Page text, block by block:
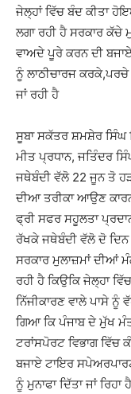
ਜੇਲ੍ਹਾਂ ਵਿੱਚ ਬੰਦ ਕੀਤਾ
ਲਗਾ ਰਹੀ ਹੈ ਸਰਕਾਰ ਕੱਚੇ
ਵਾਅਦੇ ਪੂਰੇ ਕਰਨ ਦੀ
ਨੂੰ ਲਾਠੀਚਾਰਜ
ਜਾਂ ਰਹੀ ਹੈ
ਸੂਬਾ ਸਕੱਤਰ ਸ਼ਮਸ਼ੇਰ ਸਿੰਘ
ਮੀਤ ਪ੍ਰਧਾਨ, ਜਤਿੰਦਰ
ਜਥੇਬੰਦੀ ਵੱਲੋ 22 ਜੂਨ ਤੋ
ਦੀਆ ਤਰੀਕਾ ਆਉਣ
ਫ੍ਰੀ ਸਫਰ ਸਹੂਲਤਾ
ਰੱਖਕੇ ਜਥੇਬੰਦੀ ਵੱਲੋ ਦੋ
ਸਰਕਾਰ ਮੁਲਾਜ਼ਮਾਂ ਦੀਆਂ
ਰਹੀ ਹੈ ਕਿਉਕਿ ਜੇਲ੍ਹਾ
ਨਿੱਜੀਕਾਰਣ ਵਾਲੇ ਪਾਸੇ ਨੂੰ
ਗਿਆ ਕਿ ਪੰਜਾਬ ਦੇ ਮੁੱਖ
ਟਰਾਂਸਪੋਰਟ ਵਿਭਾਗ ਵਿੱਚ
ਬਜਾਏ ਟਾਇਰ
ਨੂੰ ਮੁਨਾਫਾ ਦਿੱਤਾ ਜਾਂ